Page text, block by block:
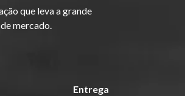
que leva a grande
mercado.
Entrega